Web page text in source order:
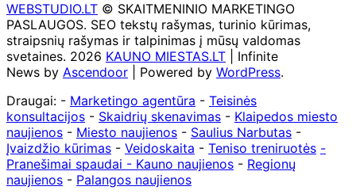
WEBSTUDIO.LT © SKAITMENINIO MARKETINGO
PASLAUGOS. SEO tekstų rašymas, turinio kūrimas,
straipsnių rašymas ir talpinimas į mūsų valdomas
svetaines. 2026 KAUNO MIESTAS.LT | Infinite
News by Ascendoor | Powered by WordPress.
Draugai: - Marketingo agentūra - Teisinės
konsultacijos - Skaidrių skenavimas - Klaipedos miesto
naujienos - Miesto naujienos - Saulius Narbutas -
Įvaizdžio kūrimas - Veidoskaita - Teniso treniruotės -
Pranešimai spaudai - Kauno naujienos - Regionų
naujienos - Palangos naujienos